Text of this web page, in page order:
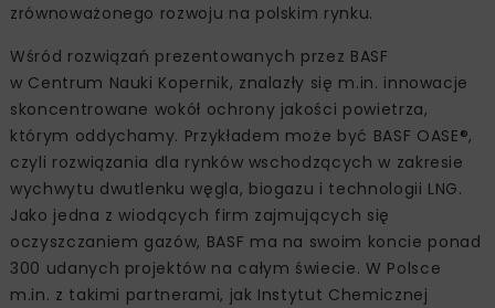
zrównoważonego rozwoju na polskim rynku.
Wśród rozwiązań prezentowanych przez BASF
w Centrum Nauki Kopernik, znalazły się m.in. innowacje
skoncentrowane wokół ochrony jakości powietrza,
którym oddychamy. Przykładem może być BASF OASE®,
czyli rozwiązania dla rynków wschodzących w zakresie
wychwytu dwutlenku węgla, biogazu i technologii LNG.
Jako jedna z wiodących firm zajmujących się
oczyszczaniem gazów, BASF ma na swoim koncie ponad
300 udanych projektów na całym świecie. W Polsce
m.in. z takimi partnerami, jak Instytut Chemicznej